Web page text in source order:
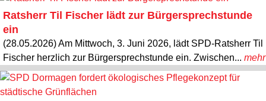
Ratsherr Til Fischer lädt zur Bürgersprechstunde
ein
(28.05.2026) Am Mittwoch, 3. Juni 2026, lädt SPD-Ratsherr Til
Fischer herzlich zur Bürgersprechstunde ein. Zwischen... mehr